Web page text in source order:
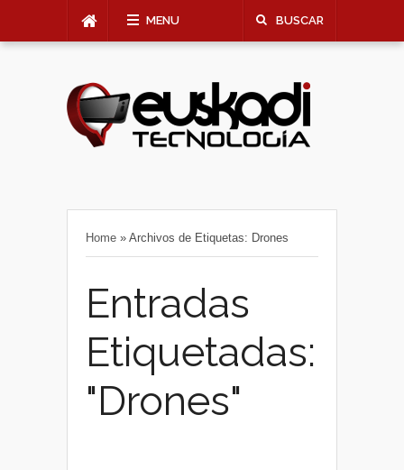
MENU BUSCAR
Home » Archivos de Etiquetas: Drones
Entradas
Etiquetadas:
"Drones"